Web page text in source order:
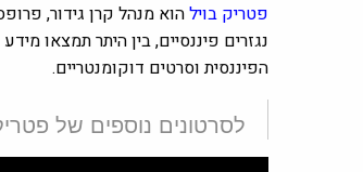
פטריק בוילהוא מנהל קרן גידור,
נגזרים פיננסיים, בין היתר תמצאו
הפיננסית וסרטים דוקומנטריים.
לסרטונים נוספים של